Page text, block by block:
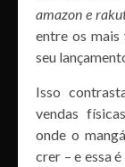
amazon e
entre os
seu
Isso
vendas
onde o
crer – e essa